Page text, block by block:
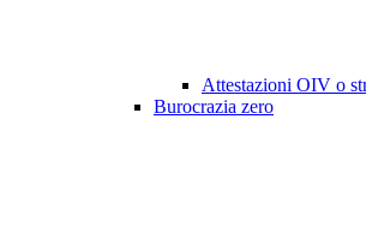
Attestazioni OIV o
Burocrazia zero